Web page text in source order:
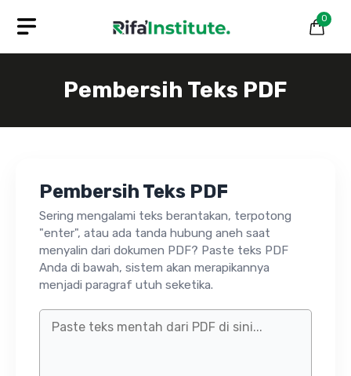
0
Pembersih Teks PDF
Pembersih Teks PDF
Sering mengalami teks berantakan, terpotong
"enter", atau ada tanda hubung aneh saat
menyalin dari dokumen PDF? Paste teks PDF
Anda di bawah, sistem akan merapikannya
menjadi paragraf utuh seketika.